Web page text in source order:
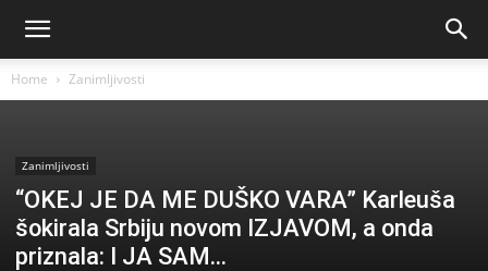
Home Zanimljivosti
Zanimljivosti
“OKEJ JE DA ME DUŠKO VARA” Karleuša
šokirala Srbiju novom IZJAVOM, a onda
priznala: I JA SAM…